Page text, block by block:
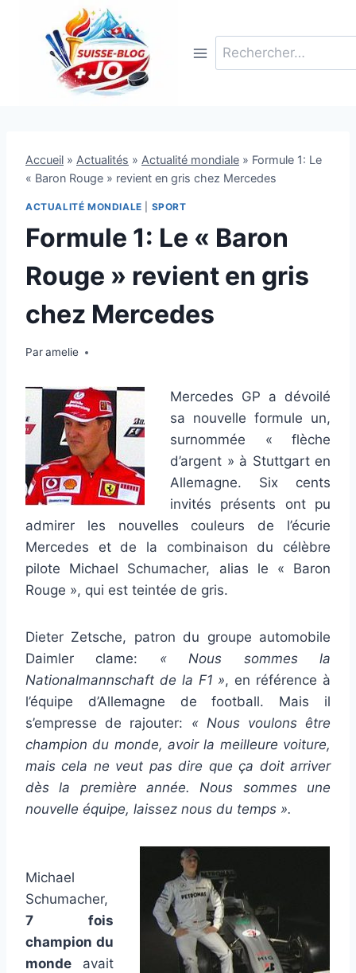
contenu
Rechercher :
Accueil » Actualités » Actualité mondiale » Formule 1: Le
« Baron Rouge » revient en gris chez Mercedes
ACTUALITÉ MONDIALE SPORT
Formule 1: Le « Baron
Rouge » revient en gris
chez Mercedes
Paramelie
25 janvier 2010
Mercedes GP a dévoilé
sa nouvelle formule un,
surnommée « flèche
d’argent » à Stuttgart en
Allemagne. Six cents
invités présents ont pu
admirer les nouvelles couleurs de l’écurie
Mercedes et de la combinaison du célèbre
pilote Michael Schumacher, alias le « Baron
Rouge », qui est teintée de gris.
Dieter Zetsche, patron du groupe automobile
Daimler clame: « Nous sommes la
Nationalmannschaft de la F1 », en référence à
l’équipe d’Allemagne de football. Mais il
s’empresse de rajouter: « Nous voulons être
champion du monde, avoir la meilleure voiture,
mais cela ne veut pas dire que ça doit arriver
dès la première année. Nous sommes une
nouvelle équipe, laissez nous du temps ».
Michael
Schumacher,
7 fois
champion du
monde avait